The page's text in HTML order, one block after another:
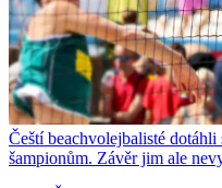
Čeští beachvolejbalisté
šampionům. Závěr jim ale